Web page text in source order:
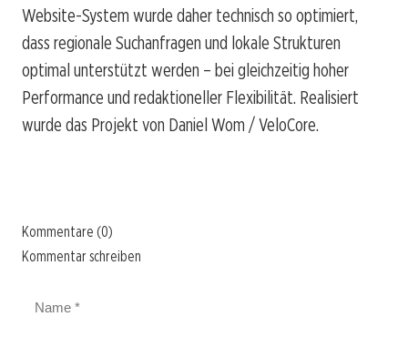
Website-System wurde daher technisch so optimiert,
dass regionale Suchanfragen und lokale Strukturen
optimal unterstützt werden – bei gleichzeitig hoher
Performance und redaktioneller Flexibilität. Realisiert
wurde das Projekt von Daniel Wom / VeloCore.
Kommentare (0)
Kommentar schreiben